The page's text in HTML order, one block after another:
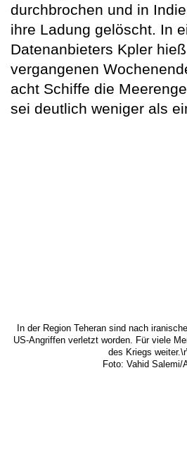
durchbrochen und in
ihre Ladung gelöscht. In
Datenanbieters Kpler
vergangenen
acht Schiffe die
sei deutlich weniger als
In der Region Teheran sind nach
US-Angriffen verletzt worden. Für viele
des Kriegs
Foto: Vahid Salemi/